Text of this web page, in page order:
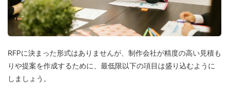
RFPに決まった形式はありませんが、制作会社が精度の高い見積も
りや提案を作成するために、最低限以下の項目は盛り込むように
しましょう。